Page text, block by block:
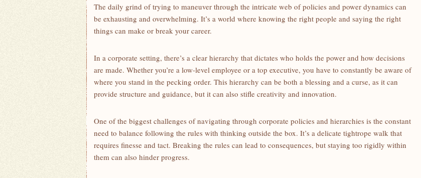
The daily grind of trying to maneuver ⁣through the intricate⁤ web of policies ⁤and⁢ power dynamics can
be exhausting and overwhelming. It’s a world where knowing the right people and ⁣saying the⁢ right
things can‍ make ⁣or break your career.
In a corporate setting, there’s a⁤ clear hierarchy that dictates who⁤ holds⁤ the power and‍ how decisions
are made. Whether ⁢you’re ​a⁤ low-level employee or a top executive, you have to ‌constantly be aware​ of
where you stand in the pecking order. ​This⁢ hierarchy ​can be both a blessing and a curse, as ‌it ​can
provide structure and guidance, but it can ⁢also stifle creativity and innovation.
One ⁣of the biggest challenges of⁣ navigating​ through corporate ‌policies and hierarchies is ‍the constant
⁤need to balance following the rules with thinking⁢ outside the box. It’s a delicate‍ tightrope‌ walk that
requires finesse⁢ and tact. Breaking the rules ⁤can lead ‍to consequences, but staying too ‍rigidly ‍within
them ‌can also hinder ⁢progress.